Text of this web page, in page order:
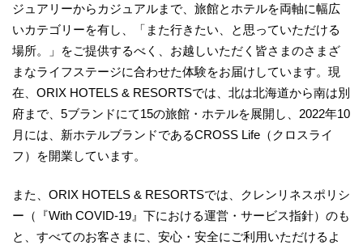
ジュアリーからカジュアルまで、旅館とホテルを両軸に幅広
いカテゴリーを有し、「また行きたい、と思っていただける
場所。」をご提供するべく、お越しいただく皆さまのさまざ
まなライフステージに合わせた体験をお届けしています。現
在、ORIX HOTELS & RESORTSでは、北は北海道から南は別
府まで、5ブランドにて15の旅館・ホテルを展開し、2022年10
月には、新ホテルブランドであるCROSS Life（クロスライ
フ）を開業しています。
また、ORIX HOTELS & RESORTSでは、クレンリネスポリシ
ー（『With COVID-19』下における運営・サービス指針）のも
と、すべてのお客さまに、安心・安全にご利用いただけるよ